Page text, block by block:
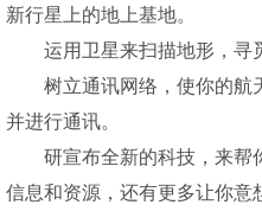
新行星上的地上基地。
运用卫星来扫描地形，寻
树立通讯网络，使你的航
并进行通讯。
研宣布全新的科技，来帮
信息和资源，还有更多让你意